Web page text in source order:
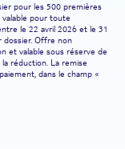
pour les 500 premières
pour toute
le 22 avril 2026 et le 31
dossier. Offre non
et valable sous réserve de
réduction. La remise
dans le champ «